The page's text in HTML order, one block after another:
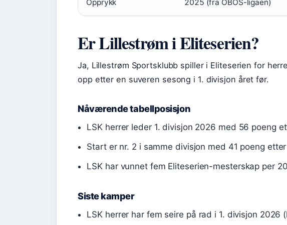
Opprykk 2025 (fra OBOS-ligaen)
Er Lillestrøm i Eliteserien?
Ja, Lillestrøm Sportsklubb spiller i Eliteserien for
opp etter en suveren sesong i 1. divisjon året før.
Nåværende tabellposisjon
LSK herrer leder 1. divisjon 2026 med 56 poeng
Start er nr. 2 i samme divisjon med 41 poeng
LSK har vunnet fem Eliteserien-mesterskap per
Siste kamper
LSK herrer har fem seire på rad i 1. divisjon 2026